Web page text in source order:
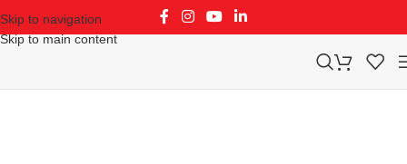
Skip to navigation
Skip to main content